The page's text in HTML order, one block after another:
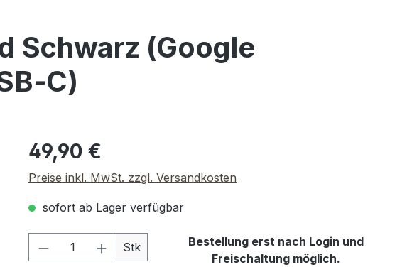
Schwarz (Google
C)
Regulärer Preis:
49,90 €
Preise inkl. MwSt. zzgl. Versandkosten
sofort ab Lager verfügbar
Produkt Anzahl: Gib den gewünschten Wert
Stk
Bestellung erst nach Login und
Freischaltung möglich.